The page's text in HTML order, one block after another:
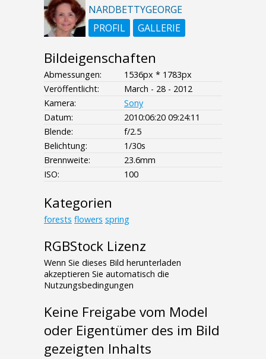
NARDBETTYGEORGE
PROFIL
GALLERIE
Bildeigenschaften
Abmessungen:
1536px * 1783px
Veröffentlicht:
March - 28 - 2012
Kamera:
Sony
Datum:
2010:06:20 09:24:11
Blende:
f/2.5
Belichtung:
1/30s
Brennweite:
23.6mm
ISO:
100
Kategorien
forests flowers spring
RGBStock Lizenz
Wenn Sie dieses Bild herunterladen
akzeptieren Sie automatisch die
Nutzungsbedingungen
Keine Freigabe vom Model
oder Eigentümer des im Bild
gezeigten Inhalts